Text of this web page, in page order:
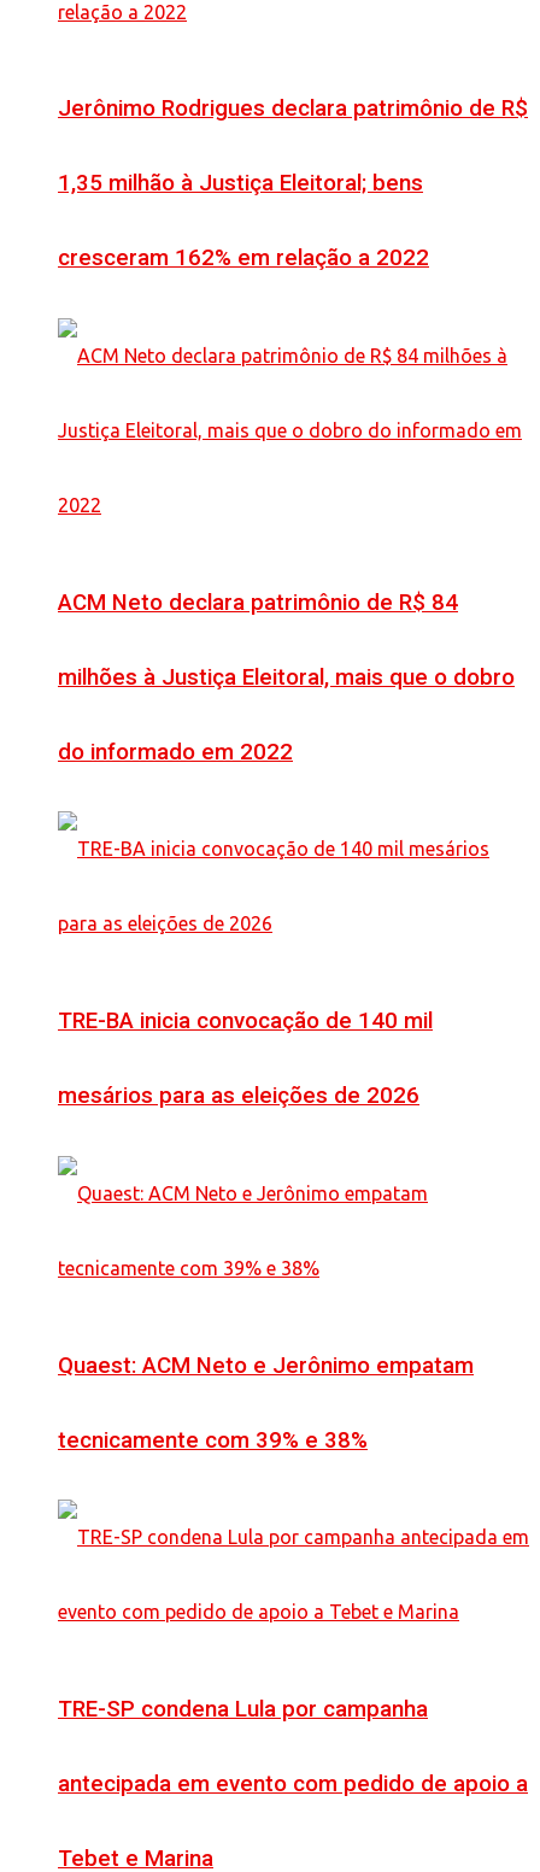
Jerônimo Rodrigues declara patrimônio de R$
1,35 milhão à Justiça Eleitoral; bens
cresceram 162% em relação a 2022
ACM Neto declara patrimônio de R$ 84
milhões à Justiça Eleitoral, mais que o dobro
do informado em 2022
TRE-BA inicia convocação de 140 mil
mesários para as eleições de 2026
Quaest: ACM Neto e Jerônimo empatam
tecnicamente com 39% e 38%
TRE-SP condena Lula por campanha
antecipada em evento com pedido de apoio a
Tebet e Marina